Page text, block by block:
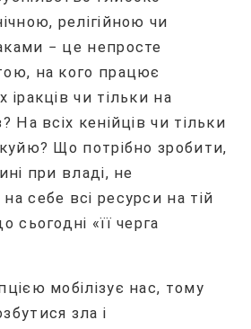
релігійною чи
− це непросте
на кого працює
іракців чи тільки на
На всіх кенійців чи тільки
Що потрібно зробити,
при владі, не
себе всі ресурси на тій
сьогодні «її черга
мобілізує нас, тому
зла і